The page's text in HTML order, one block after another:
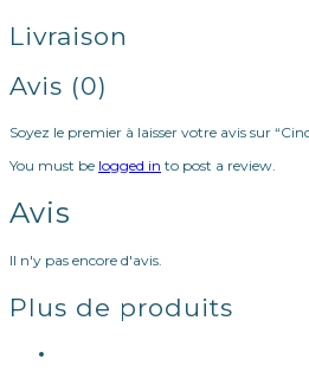
Livraison
Avis (0)
Soyez le premier à laisser votre avis sur
You must be logged in to post a review.
Avis
Il n'y pas encore d'avis.
Plus de produits